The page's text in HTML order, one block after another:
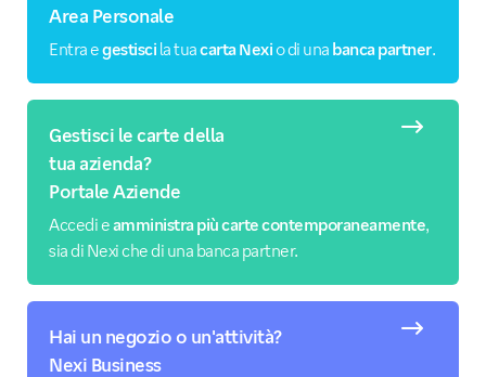
Area Personale
Entra egestisci la tuacarta Nexi o di una banca partner.
Gestisci le carte della
tua azienda?
Portale Aziende
Accedi eamministra più carte contemporaneamente,
sia di Nexi che di una banca partner.
Hai un negozio o un'attività?
Nexi Business